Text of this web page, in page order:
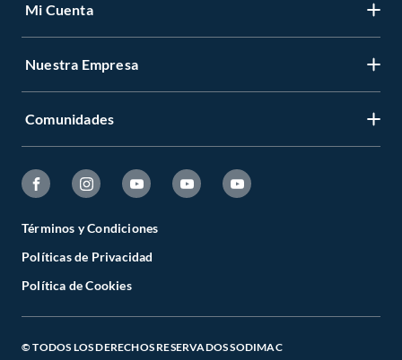
Mi Cuenta
Nuestra Empresa
Comunidades
Términos y Condiciones
Políticas de Privacidad
Política de Cookies
© TODOS LOS DERECHOS RESERVADOS SODIMAC